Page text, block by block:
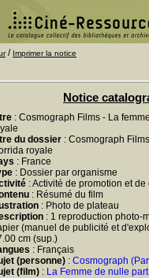
/ Imprimer la notice
Notice
: Cosmograph Films - La
du dossier : Cosmograph
royale
: France
: Dossier par organisme
: Activité de promotion et
: Résumé du film
: Photo de plateau
: 1 reproduction photo-
(manuel de publicité et
cm (sup.)
: Français
(personne) : Cosmograph
(film) : La Femme de nulle part